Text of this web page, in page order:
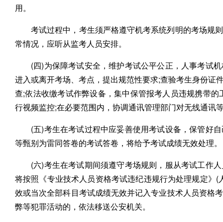
用。
考试过程中，考生须严格遵守机考系统列明的考场规
常情况，应听从监考人员安排。
(四)为保障考试安全，维护考试公平公正，人事考试
进入或离开考场、考点，提出规范性要求;查验考生身份证
查;依法收缴考试作弊设备，集中保管报考人员违规携带
行视频监控;在必要范围内，协调通讯管理部门对无线通讯
(五)考生在考试过程中应妥善使用考试设备，保管好
等甄别为雷同答卷的考试答卷，将给予考试成绩无效处理。
(六)考生在考试期间须遵守考场规则，服从考试工作
将按照《专业技术人员资格考试违纪违规行为处理规定》
效或当次全部科目考试成绩无效并记入专业技术人员资格
弊等犯罪活动的，依法移送公安机关。